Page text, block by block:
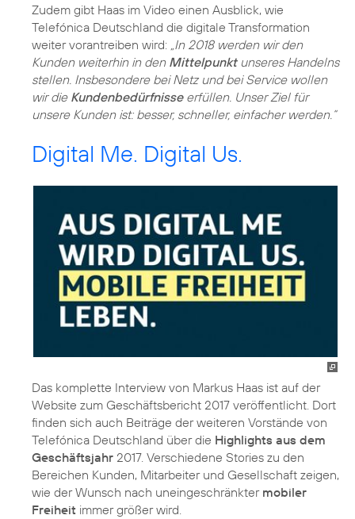
Zudem gibt Haas im Video einen Ausblick, wie
Telefónica Deutschland die digitale Transformation
weiter vorantreiben wird: „In 2018 werden wir den
Kunden weiterhin in den Mittelpunktunseres Handelns
stellen. Insbesondere bei Netz und bei Service wollen
wir die Kundenbedürfnisseerfüllen. Unser Ziel für
unsere Kunden ist: besser, schneller, einfacher werden.“
Digital Me. Digital Us.
Das komplette Interview von Markus Haas ist auf der
Website zum Geschäftsbericht 2017 veröffentlicht. Dort
finden sich auch Beiträge der weiteren Vorstände von
Telefónica Deutschland über die Highlights aus dem
Geschäftsjahr 2017. Verschiedene Stories zu den
Bereichen Kunden, Mitarbeiter und Gesellschaft zeigen,
wie der Wunsch nach uneingeschränkter mobiler
Freiheit immer größer wird.